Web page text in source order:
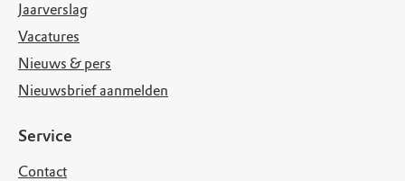
Jaarverslag
Vacatures
Nieuws & pers
Nieuwsbrief aanmelden
Service
Contact